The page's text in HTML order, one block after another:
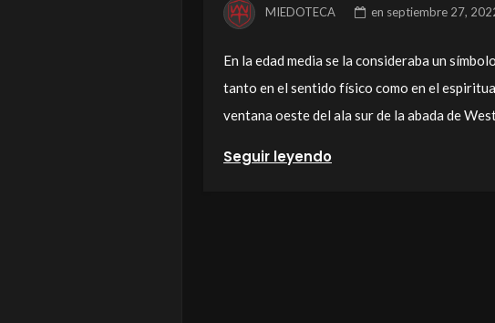
MIEDOTECA en septiembre 27,
En la edad media se la consideraba un
tanto en el sentido físico como en el
ventana oeste del ala sur de la abada de
Seguir leyendo